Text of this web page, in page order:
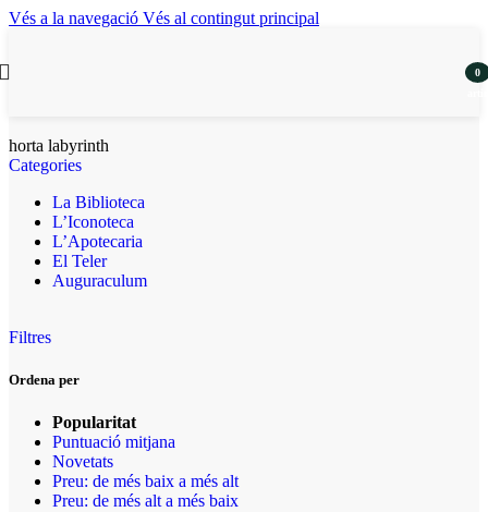
Vés a la navegació Vés al contingut principal
0
horta labyrinth
Categories
La Biblioteca
L’Iconoteca
L’Apotecaria
El Teler
Auguraculum
Filtres
Ordena per
Popularitat
Puntuació mitjana
Novetats
Preu: de més baix a més alt
Preu: de més alt a més baix